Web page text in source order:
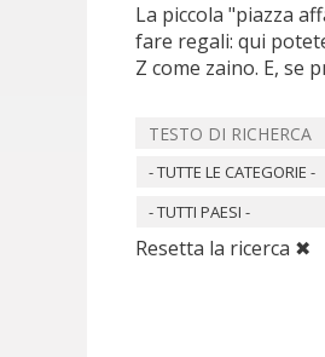
La piccola "piazza
fare regali: qui
Z come zaino. E, se
- TUTTE LE CATEGORIE -
- TUTTI PAESI -
Resetta la ricerca ✖